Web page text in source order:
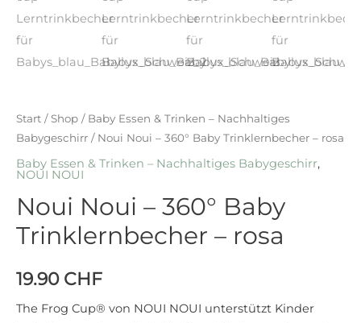
Start /Shop / Baby Essen & Trinken – Nachhaltiges
Babygeschirr / Noui Noui – 360° Baby Trinklernbecher – rosa
Baby Essen & Trinken – Nachhaltiges Babygeschirr,
NOUI NOUI
Noui Noui – 360° Baby
Trinklernbecher – rosa
19.90 CHF
The Frog Cup® von NOUI NOUI unterstützt Kinder